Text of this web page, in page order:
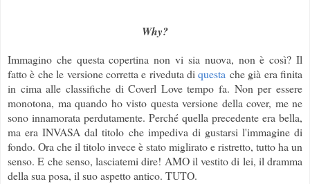
Why?
Immagino che questa copertina non vi sia nuova, non è così? Il
fatto è che le versione corretta e riveduta diquesta che già era finita
in cima alle classifiche di Coverl Love tempo fa. Non per essere
monotona, ma quando ho visto questa versione della cover, me ne
sono innamorata perdutamente. Perché quella precedente era bella,
ma era INVASA dal titolo che impediva di gustarsi l'immagine di
fondo. Ora che il titolo invece è stato miglirato e ristretto, tutto ha un
senso. E che senso, lasciatemi dire! AMO il vestito di lei, il dramma
della sua posa, il suo aspetto antico. TUTO.